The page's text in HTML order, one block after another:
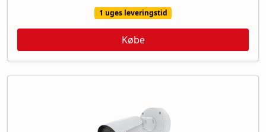
1 uges leveringstid
Købe